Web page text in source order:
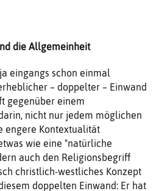
die Allgemeinheit
eingangs schon einmal
– doppelter – Einwand
gegenüber einem
nicht nur jedem möglichen
engere Kontextualität
wie eine "natürliche
auch den Religionsbegriff
christlich-westliches Konzept
doppelten Einwand: Er hat